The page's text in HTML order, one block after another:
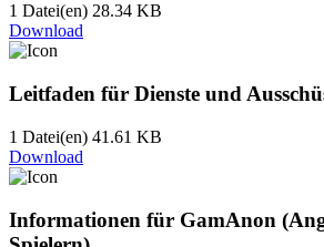
1 Datei(en) 28.34 KB
Download
Leitfaden für Dienste und
1 Datei(en) 41.61 KB
Download
Informationen für GamAnon